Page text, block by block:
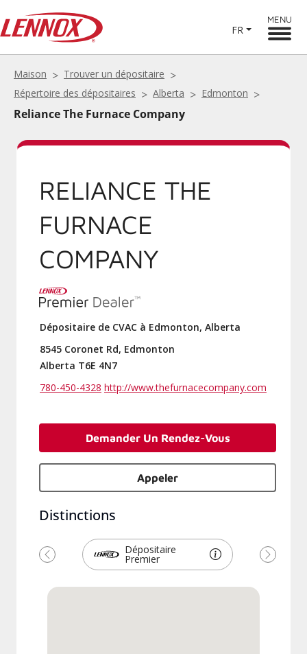
FR
MENU
Maison
Trouver un dépositaire
Répertoire des dépositaires
Alberta Edmonton
Reliance The Furnace Company
RELIANCE THE
FURNACE
COMPANY
Dépositaire de CVAC à Edmonton, Alberta
8545 Coronet Rd, Edmonton
Alberta T6E 4N7
780-450-4328 http://www.thefurnacecompany.com
Demander Un Rendez-Vous
Appeler
Distinctions
Dépositaire
Premier
Précédent Suivant